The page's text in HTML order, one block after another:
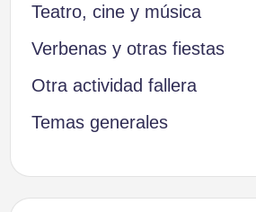
Teatro, cine y música
Verbenas y otras fiestas
Otra actividad fallera
Temas generales